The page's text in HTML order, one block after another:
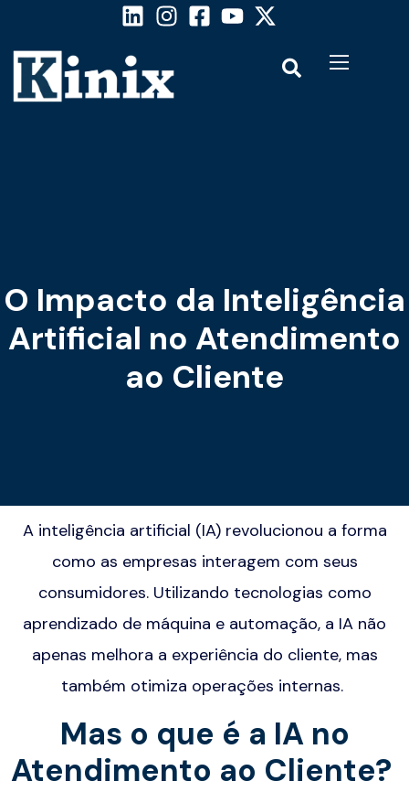
O Impacto da Inteligência
Artificial no Atendimento
ao Cliente
A inteligência artificial (IA) revolucionou a forma
como as empresas interagem com seus
consumidores. Utilizando tecnologias como
aprendizado de máquina e automação, a IA não
apenas melhora a experiência do cliente, mas
também otimiza operações internas.
Mas o que é a IA no
Atendimento ao Cliente?